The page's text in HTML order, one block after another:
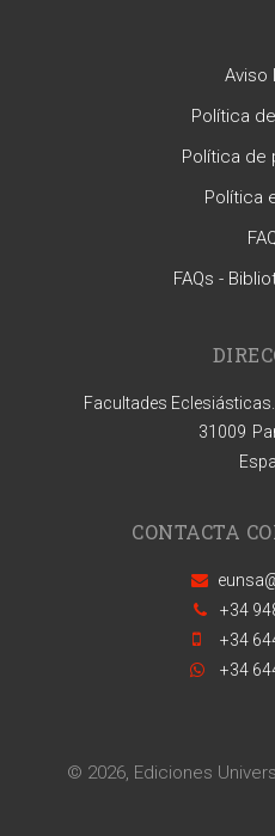
Aviso
Política
Política de
Política
FAQs -
Facultades
31009
CONTACTA
+34
+34
+34
© 2026, Ediciones